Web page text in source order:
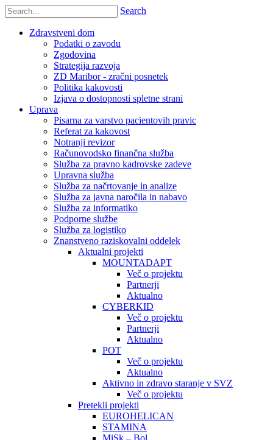
Search
Zdravstveni dom
Podatki o zavodu
Zgodovina
Strategija razvoja
ZD Maribor - zračni posnetek
Politika kakovosti
Izjava o dostopnosti spletne strani
Uprava
Pisarna za varstvo pacientovih pravic
Referat za kakovost
Notranji revizor
Računovodsko finančna služba
Služba za pravno kadrovske zadeve
Upravna služba
Služba za načrtovanje in analize
Služba za javna naročila in nabavo
Služba za informatiko
Podporne službe
Služba za logistiko
Znanstveno raziskovalni oddelek
Aktualni projekti
MOUNTADAPT
Več o projektu
Partnerji
Aktualno
CYBERKID
Več o projektu
Partnerji
Aktualno
POT
Več o projektu
Aktualno
Aktivno in zdravo staranje v SVZ
Več o projektu
Pretekli projekti
EUROHELICAN
STAMINA
MiSk – Bol